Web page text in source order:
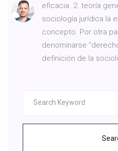
eficacia. 2. teoría
sociología jurídica la
concepto. Por otra
denominarse
definición de la